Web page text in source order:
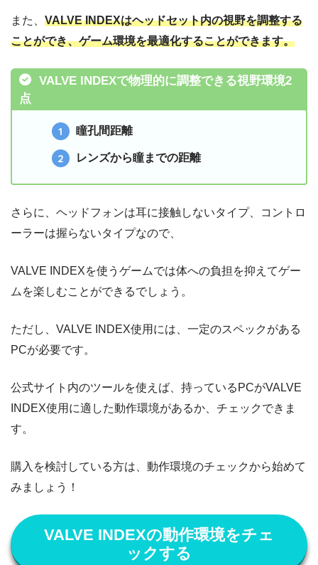
また、 VALVE INDEXはヘッドセット内の視野を調整する
ことができ、ゲーム環境を最適化することができます。
VALVE INDEXで物理的に調整できる視野環境2
点
瞳孔間距離
レンズから瞳までの距離
さらに、ヘッドフォンは耳に接触しないタイプ、コントロ
ーラーは握らないタイプなので、
VALVE INDEXを使うゲームでは体への負担を抑えてゲー
ムを楽しむことができるでしょう。
ただし、VALVE INDEX使用には、一定のスペックがある
PCが必要です。
公式サイト内のツールを使えば、持っているPCがVALVE
INDEX使用に適した動作環境があるか、チェックできま
す。
購入を検討している方は、動作環境のチェックから始めて
みましょう！
VALVE INDEXの動作環境をチェ
ックする